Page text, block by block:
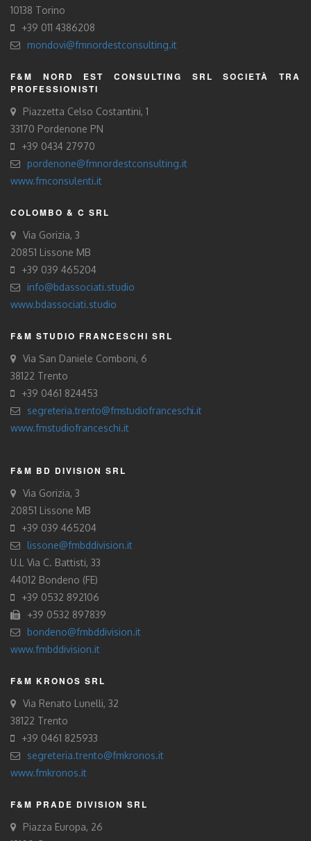
10138 Torino
+39 011 4386208
mondovi@fmnordestconsulting.it
F&M NORD EST CONSULTING SRL SOCIETÀ TRA
PROFESSIONISTI
Piazzetta Celso Costantini, 1
33170 Pordenone PN
+39 0434 27970
pordenone@fmnordestconsulting.it
www.fmconsulenti.it
COLOMBO & C SRL
Via Gorizia, 3
20851 Lissone MB
+39 039 465204
info@bdassociati.studio
www.bdassociati.studio
F&M STUDIO FRANCESCHI SRL
Via San Daniele Comboni, 6
38122 Trento
+39 0461 824453
segreteria.trento@fmstudiofranceschi.it
www.fmstudiofranceschi.it
F&M BD DIVISION SRL
Via Gorizia, 3
20851 Lissone MB
+39 039 465204
lissone@fmbddivision.it
U.L Via C. Battisti, 33
44012 Bondeno (FE)
+39 0532 892106
+39 0532 897839
bondeno@fmbddivision.it
www.fmbddivision.it
F&M KRONOS SRL
Via Renato Lunelli, 32
38122 Trento
+39 0461 825933
segreteria.trento@fmkronos.it
www.fmkronos.it
F&M PRADE DIVISION SRL
Piazza Europa, 26